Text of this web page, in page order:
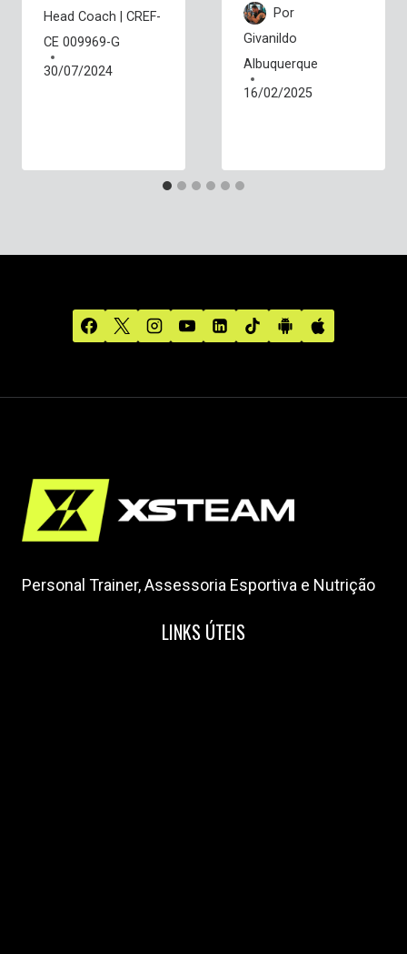
Head Coach | CREF-
CE 009969-G
30/07/2024
Por
Givanildo
Albuquerque
16/02/2025
Personal Trainer, Assessoria Esportiva e Nutrição
LINKS ÚTEIS